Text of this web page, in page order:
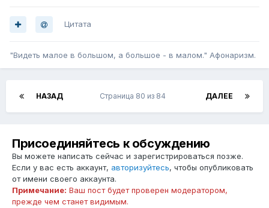
Цитата
"Видеть малое в большом, а большое - в малом." Афонаризм.
НАЗАД ДАЛЕЕ
Страница 80 из 84
Присоединяйтесь к обсуждению
Вы можете написать сейчас и зарегистрироваться позже.
Если у вас есть аккаунт, авторизуйтесь, чтобы опубликовать
от имени своего аккаунта.
Примечание: Ваш пост будет проверен модератором,
прежде чем станет видимым.